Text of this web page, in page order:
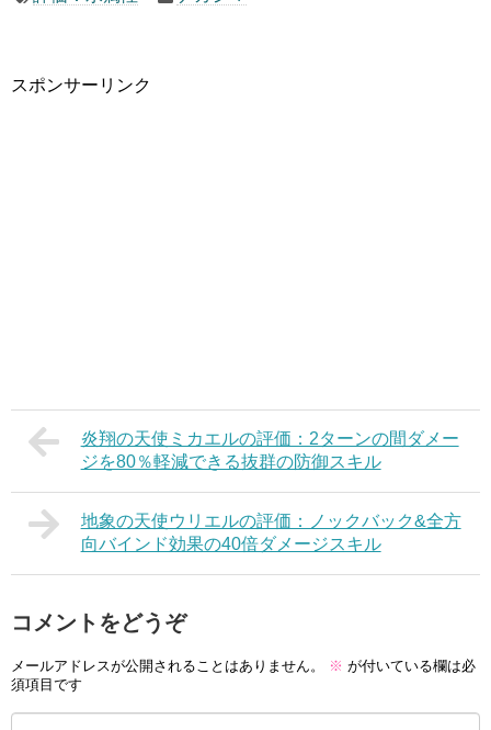
スポンサーリンク
炎翔の天使ミカエルの評価：2ターンの間ダメー
ジを80％軽減できる抜群の防御スキル
地象の天使ウリエルの評価：ノックバック&全方
向バインド効果の40倍ダメージスキル
コメントをどうぞ
メールアドレスが公開されることはありません。 ※ が付いている欄は必
須項目です